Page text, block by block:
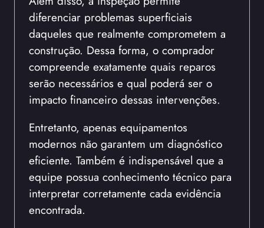
diferenciar problemas superficiais
daqueles que realmente comprometem a
construção. Dessa forma, o comprador
compreende exatamente quais reparos
serão necessários e qual poderá ser o
impacto financeiro dessas intervenções.
Entretanto, apenas equipamentos
modernos não garantem um diagnóstico
eficiente. Também é indispensável que a
equipe possua conhecimento técnico para
interpretar corretamente cada evidência
encontrada.